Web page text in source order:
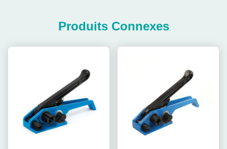
Produits Connexes